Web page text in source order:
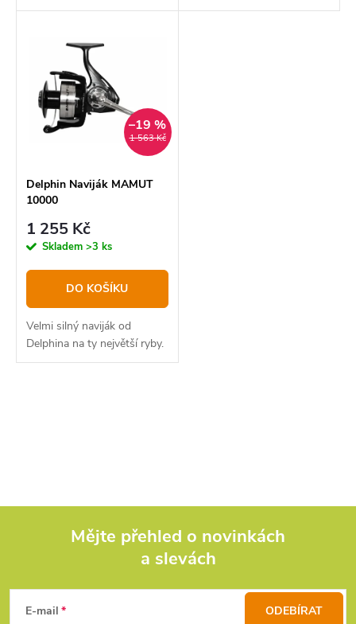
silou a precizním chodem.
1 563 Kč
–19 %
Delphin Naviják MAMUT
10000
1 255 Kč
Skladem >3 ks
DO KOŠÍKU
Velmi silný naviják od
Delphina na ty největší ryby.
á
c
Mějte přehled o novinkách
a slevách
E-mail ODEBÍRAT